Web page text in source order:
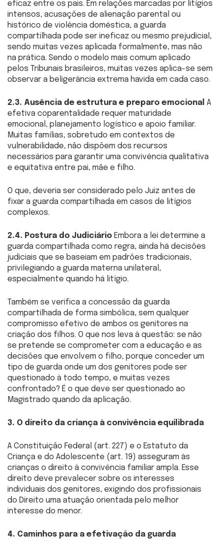
eficaz entre os pais. Em relações marcadas por litígios
intensos, acusações de alienação parental ou
histórico de violência doméstica, a guarda
compartilhada pode ser ineficaz ou mesmo prejudicial,
sendo muitas vezes aplicada formalmente, mas não
na prática. Sendo o modelo mais comum aplicado
pelos Tribunais brasileiros, muitas vezes aplica-se sem
observar a beligerância extrema havida em cada caso.
2.3. Ausência de estrutura e preparo emocional A
efetiva coparentalidade requer maturidade
emocional, planejamento logístico e apoio familiar.
Muitas famílias, sobretudo em contextos de
vulnerabilidade, não dispõem dos recursos
necessários para garantir uma convivência qualitativa
e equitativa entre pai, mãe e filho.
O que, deveria ser considerado pelo Juiz antes de
fixar a guarda compartilhada em casos de litígios
complexos.
2.4. Postura do Judiciário Embora a lei determine a
guarda compartilhada como regra, ainda há decisões
judiciais que se baseiam em padrões tradicionais,
privilegiando a guarda materna unilateral,
especialmente quando há litígio.
Também se verifica a concessão da guarda
compartilhada de forma simbólica, sem qualquer
compromisso efetivo de ambos os genitores na
criação dos filhos. O que nos leva à questão: se não
se pretende se comprometer com a educação e as
decisões que envolvem o filho, porque conceder um
tipo de guarda onde um dos genitores pode ser
questionado à todo tempo, e muitas vezes
confrontado? É o que deve ser questionado ao
Magistrado quando da aplicação.
3. O direito da criança à convivência equilibrada
A Constituição Federal (art. 227) e o Estatuto da
Criança e do Adolescente (art. 19) asseguram às
crianças o direito à convivência familiar ampla. Esse
direito deve prevalecer sobre os interesses
individuais dos genitores, exigindo dos profissionais
do Direito uma atuação orientada pelo melhor
interesse do menor.
4. Caminhos para a efetivação da guarda